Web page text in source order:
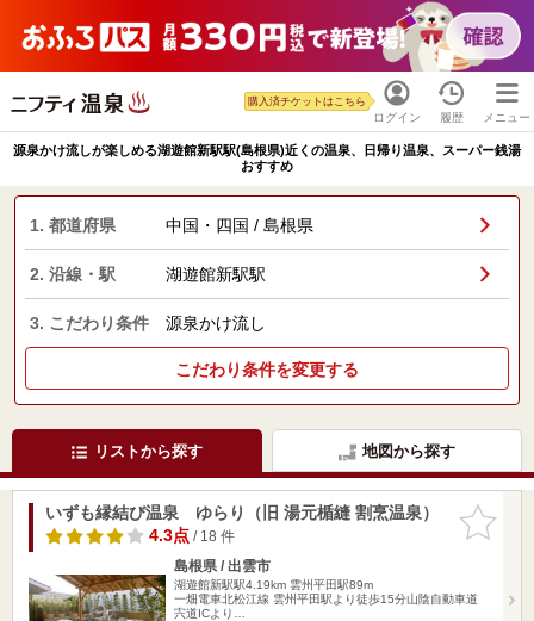
ログイン
購入済チケットはこちら
履歴 メニュー
源泉かけ流しが楽しめる湖遊館新駅駅(島根県)近くの温泉、日帰り温泉、スーパー銭湯
おすすめ
1. 都道府県 中国・四国 / 島根県
2. 沿線・駅 湖遊館新駅駅
3. こだわり条件 源泉かけ流し
こだわり条件を変更する
リストから探す 地図から探す
お気に入
りに追加
いずも縁結び温泉 ゆらり（旧 湯元楯縫 割烹温泉）
4.3点/ 18 件
島根県 / 出雲市
湖遊館新駅駅4.19km 雲州平田駅89m
一畑電車北松江線 雲州平田駅より徒歩15分山陰自動車道
宍道ICより…